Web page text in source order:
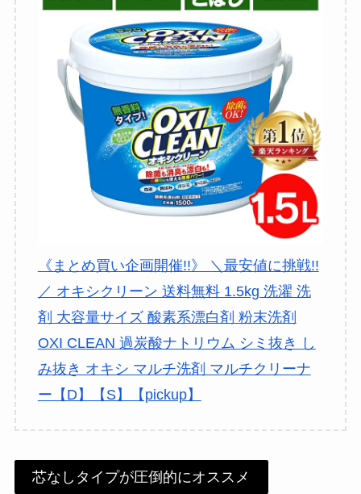
《まとめ買い企画開催!!》 ＼最安値に挑戦!!
／ オキシクリーン 送料無料 1.5kg 洗濯 洗
剤 大容量サイズ 酸素系漂白剤 粉末洗剤
OXI CLEAN 過炭酸ナトリウム シミ抜き し
み抜き オキシ マルチ洗剤 マルチクリーナ
ー【D】【S】【pickup】
芯なしタイプが圧倒的にオススメ